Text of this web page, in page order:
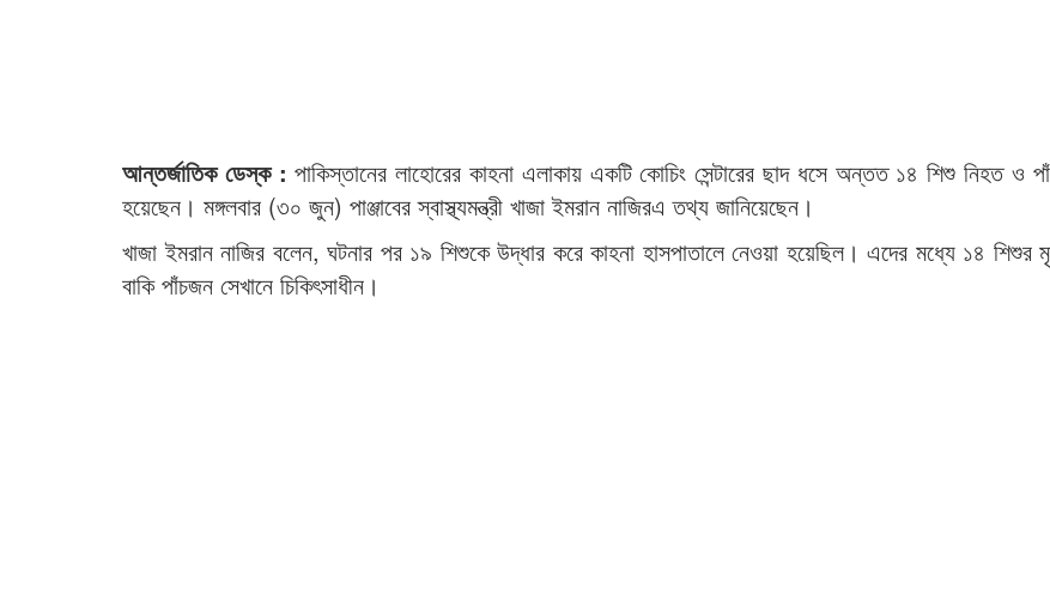
আন্তর্জাতিক ডেস্ক :পাকিস্তানের লাহোরের কাহনা এলাকায় একটি কোচিং সেন্টারের ছাদ ধসে অন্তত ১৪ শিশু নিহত
হয়েছেন। মঙ্গলবার (৩০ জুন) পাঞ্জাবের স্বাস্থ্যমন্ত্রী খাজা ইমরান নাজিরএ তথ্য জানিয়েছেন।
খাজা ইমরান নাজির বলেন, ঘটনার পর ১৯ শিশুকে উদ্ধার করে কাহনা হাসপাতালে নেওয়া হয়েছিল। এদের মধ্যে ১৪ শিশুর
বাকি পাঁচজন সেখানে চিকিৎসাধীন।